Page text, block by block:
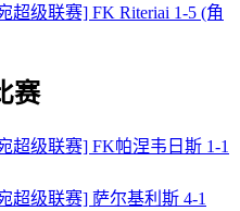
超级联赛] FK Riteriai 1-5 (角
赛
超级联赛] FK帕涅韦日斯 1-1
超级联赛] 萨尔基利斯 4-1